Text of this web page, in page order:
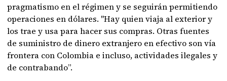
pragmatismo en el régimen y se seguirán permitiendo
operaciones en dólares. "Hay quien viaja al exterior y
los trae y usa para hacer sus compras. Otras fuentes
de suministro de dinero extranjero en efectivo son vía
frontera con Colombia e incluso, actividades ilegales y
de contrabando”.